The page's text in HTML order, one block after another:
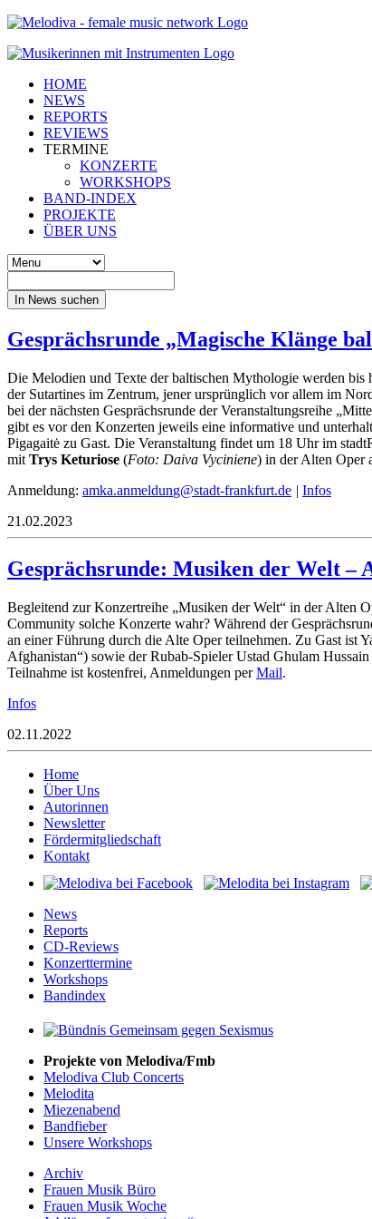
HOME
NEWS
REPORTS
REVIEWS
TERMINE
KONZERTE
WORKSHOPS
BAND-INDEX
PROJEKTE
ÜBER UNS
In News suchen
Gesprächsrunde „Magische Klänge
Die Melodien und Texte der baltischen Mythologie werden bis
der Sutartines im Zentrum, jener ursprünglich vor allem im
bei der nächsten Gesprächsrunde der Veranstaltungsreihe
gibt es vor den Konzerten jeweils eine informative und
Pigagaitė zu Gast. Die Veranstaltung findet um 18 Uhr im
mit Trys Keturiose (Foto: Daiva Vyciniene) in der Alten Oper
Anmeldung:
ed.tr
ufkna
rf-td
ats@g
nudle
mna.a
kma | Infos
21.02.2023
Gesprächsrunde: Musiken der Welt –
Begleitend zur Konzertreihe „Musiken der Welt“ in der Alten
Community solche Konzerte wahr? Während der
an einer Führung durch die Alte Oper teilnehmen. Zu Gast ist
Afghanistan“) sowie der Rubab-Spieler Ustad Ghulam
Teilnahme ist kostenfrei, Anmeldungen perMail.
Infos
02.11.2022
Home
Über Uns
Autorinnen
Newsletter
Fördermitgliedschaft
Kontakt
News
Reports
CD-Reviews
Konzerttermine
Workshops
Bandindex
Projekte von Melodiva/Fmb
Melodiva Club Concerts
Melodita
Miezenabend
Bandfieber
Unsere Workshops
Archiv
Frauen Musik Büro
Frauen Musik Woche